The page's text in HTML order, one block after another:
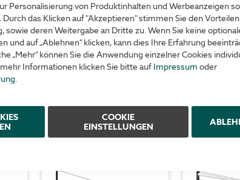
Personalisierung von Produktinhalten und Werbeanzeigen
das Klicken auf "Akzeptieren" stimmen Sie den
sowie deren Weitergabe an Dritte zu. Wenn Sie keine
und auf „Ablehnen“ klicken, kann dies Ihre Erfahrung
„Mehr“ können Sie die Anwendung einzelner Cookies
Informationen klicken Sie bitte auf Impressum oder
.
COOKIE
EINSTELLUNGEN
Ein Blatt hat die Größe
Sehr leichtes Abtrennen
Stärke: 160g/m²